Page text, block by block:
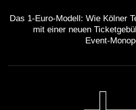
Das 1-Euro-Modell: Wie Kölner
mit einer neuen
Event-